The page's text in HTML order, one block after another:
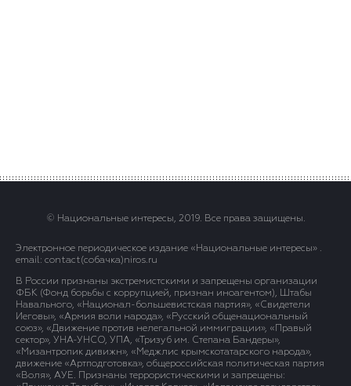
© Национальные интересы, 2019. Все права защищены.
Электронное периодическое издание «Национальные интересы» .
email: contact(сoбaчка)niros.ru
В России признаны экстремистскими и запрещены организации
ФБК (Фонд борьбы с коррупцией, признан иноагентом), Штабы
Навального, «Национал-большевистская партия», «Свидетели
Иеговы», «Армия воли народа», «Русский общенациональный
союз», «Движение против нелегальной иммиграции», «Правый
сектор», УНА-УНСО, УПА, «Тризуб им. Степана Бандеры»,
«Мизантропик дивижн», «Меджлис крымскотатарского народа»,
движение «Артподготовка», общероссийская политическая партия
«Воля», АУЕ. Признаны террористическими и запрещены: